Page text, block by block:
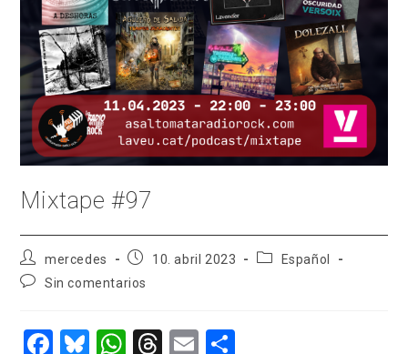
Mixtape #97
Autor
de
la
mercedes
Publicación
la
10. abril 2023
Categoría
Español
Comentarios
entrada:
Sin comentarios
F
Bl W T
E